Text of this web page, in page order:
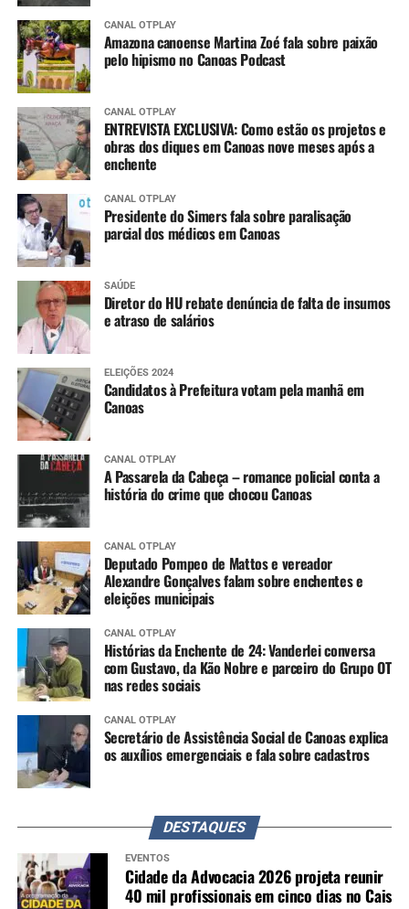
CANAL OTPLAY
Amazona canoense Martina Zoé fala sobre paixão
pelo hipismo no Canoas Podcast
CANAL OTPLAY
ENTREVISTA EXCLUSIVA: Como estão os projetos e
obras dos diques em Canoas nove meses após a
enchente
CANAL OTPLAY
Presidente do Simers fala sobre paralisação
parcial dos médicos em Canoas
SAÚDE
Diretor do HU rebate denúncia de falta de insumos
e atraso de salários
ELEIÇÕES 2024
Candidatos à Prefeitura votam pela manhã em
Canoas
CANAL OTPLAY
A Passarela da Cabeça – romance policial conta a
história do crime que chocou Canoas
CANAL OTPLAY
Deputado Pompeo de Mattos e vereador
Alexandre Gonçalves falam sobre enchentes e
eleições municipais
CANAL OTPLAY
Histórias da Enchente de 24: Vanderlei conversa
com Gustavo, da Kão Nobre e parceiro do Grupo OT
nas redes sociais
CANAL OTPLAY
Secretário de Assistência Social de Canoas explica
os auxílios emergenciais e fala sobre cadastros
DESTAQUES
EVENTOS
Cidade da Advocacia 2026 projeta reunir
40 mil profissionais em cinco dias no Cais